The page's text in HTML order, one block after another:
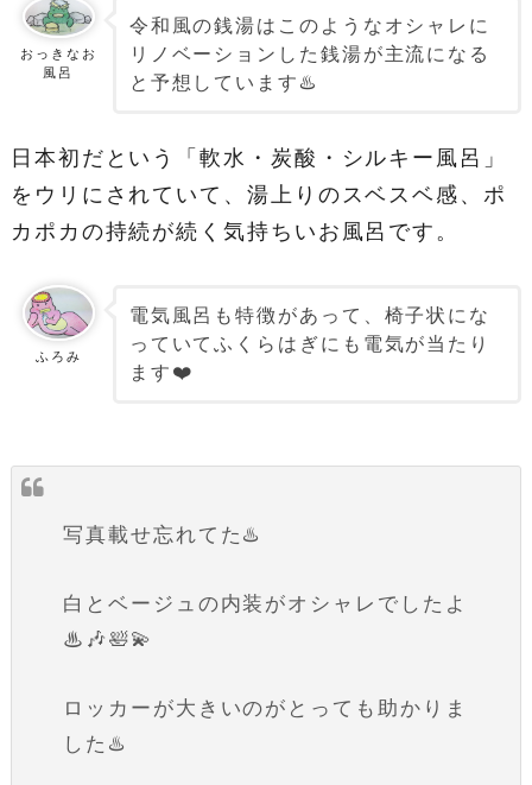
おっきなお
風呂
令和風の銭湯はこのようなオシャレに
リノベーションした銭湯が主流になる
と予想しています♨️
日本初だという「軟水・炭酸・シルキー風呂」
をウリにされていて、湯上りのスベスベ感、ポ
カポカの持続が続く気持ちいお風呂です。
ふろみ
電気風呂も特徴があって、椅子状にな
っていてふくらはぎにも電気が当たり
ます❤️
写真載せ忘れてた♨️
白とベージュの内装がオシャレでしたよ
♨🎶🛀💫
ロッカーが大きいのがとっても助かりま
した♨️